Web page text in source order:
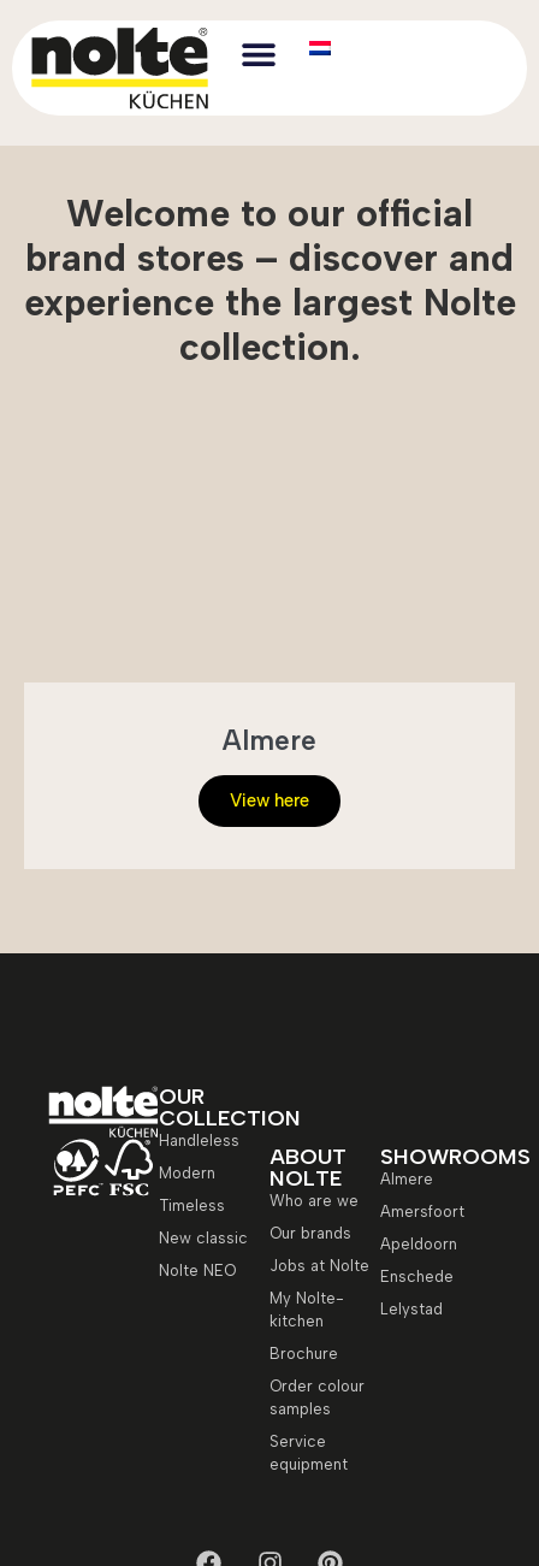
Welcome to our official
brand stores – discover and
experience the largest Nolte
collection.
Almere
View here
OUR
COLLECTION
Handleless
Modern
Timeless
New classic
Nolte NEO
ABOUT
NOLTE
Who are we
Our brands
Jobs at Nolte
My Nolte-
kitchen
Brochure
Order colour
samples
Service
equipment
SHOWROOMS
Almere
Amersfoort
Apeldoorn
Enschede
Lelystad